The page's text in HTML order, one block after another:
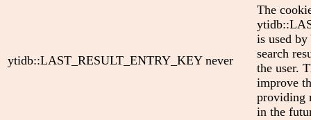
ytidb::LAST_RESULT_ENTRY_KEY never
The
is used by
search
the user.
improve
providing
in the